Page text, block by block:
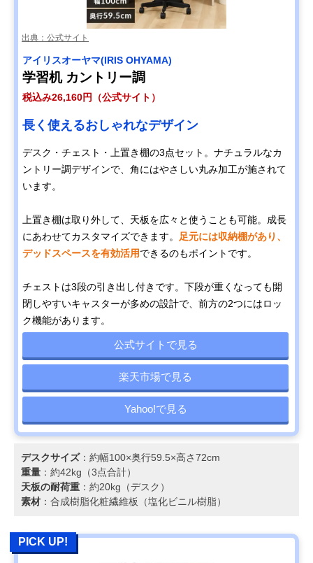
出典：公式サイト
アイリスオーヤマ(IRIS OHYAMA)
学習机 カントリー調
税込み26,160円（公式サイト）
長く使えるおしゃれなデザイン
デスク・チェスト・上置き棚の3点セット。ナチュラルなカ
ントリー調デザインで、角にはやさしい丸み加工が施されて
います。
上置き棚は取り外して、天板を広々と使うことも可能。成長
にあわせてカスタマイズできます。
足元には収納棚があり、
デッドスペースを有効活用できるのもポイントです。
チェストは3段の引き出し付きです。下段が重くなっても開
閉しやすいキャスターが多めの設計で、前方の2つにはロッ
ク機能があります。
公式サイトで見る
楽天市場で見る
Yahoo!で見る
デスクサイズ：約幅100×奥行59.5×高さ72cm
重量 ：約42kg（3点合計）
天板の耐荷重 ：約20kg（デスク）
素材 ：合成樹脂化粧繊維板（塩化ビニル樹脂）
PICK UP!